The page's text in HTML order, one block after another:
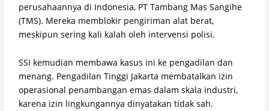
perusahaannya di Indonesia, PT Tambang Mas Sangihe
(TMS). Mereka memblokir pengiriman alat berat,
meskipun sering kali kalah oleh intervensi polisi.
SSI kemudian membawa kasus ini ke pengadilan dan
menang. Pengadilan Tinggi Jakarta membatalkan izin
operasional penambangan emas dalam skala industri,
karena izin lingkungannya dinyatakan tidak sah.